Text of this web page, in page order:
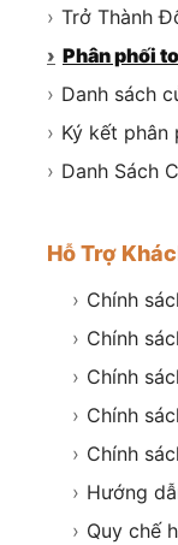
› Trở Thành
› Phân phối
› Danh sách
› Ký kết phân
› Danh Sách
Hỗ Trợ
› Chính
› Chính
› Chính
› Chính
› Chính
› Hướng
› Quy chế